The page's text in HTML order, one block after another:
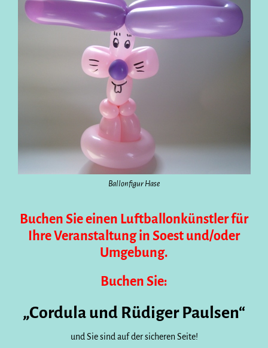
Ballonfigur Hase
Buchen Sie einen Luftballonkünstler für
Ihre Veranstaltung in Soest und/oder
Umgebung.
Buchen Sie:
„Cordula und Rüdiger Paulsen“
und Sie sind auf der sicheren Seite!